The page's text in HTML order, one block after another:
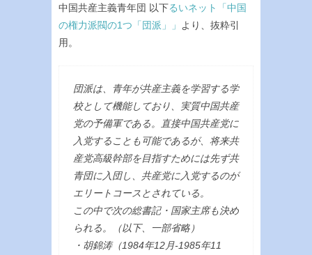
中国共産主義青年団 以下るいネット「中国
の権力派閥の1つ「団派」」
より、抜粋引
用。
団派は、青年が共産主義を学習する学
校として機能しており、実質中国共産
党の予備軍である。直接中国共産党に
入党することも可能であるが、将来共
産党高級幹部を目指すためには先ず共
青団に入団し、共産党に入党するのが
エリートコースとされている。
この中で次の総書記・国家主席も決め
られる。（以下、一部省略）
・胡錦涛（1984年12月-1985年11